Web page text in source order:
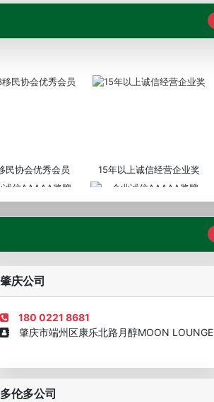
民协会优秀会员 15年以上诚信经营企业奖
AAAAA奖牌2019
民顾问资格证书
肇庆公司
180 0221 8681
肇庆市端州区康乐北路月醇MOON LOUNGE
多伦多公司